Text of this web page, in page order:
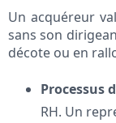
Un acquéreur
sans son
décote ou en
Processus
RH. Un